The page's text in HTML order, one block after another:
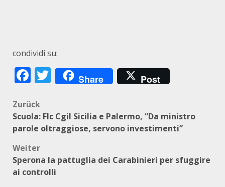
condividi su:
Facebook
Twitter
Share Post
Beitragsnavigation
Zurück
Scuola: Flc Cgil Sicilia e Palermo, “Da ministro
parole oltraggiose, servono investimenti”
Weiter
Sperona la pattuglia dei Carabinieri per sfuggire
ai controlli